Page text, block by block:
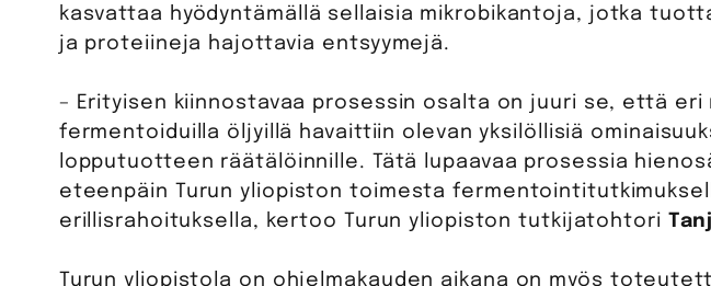
kasvattaa hyödyntämällä sellaisia mikrobikantoja, jotka
ja proteiineja hajottavia entsyymejä.
– Erityisen kiinnostavaa prosessin osalta on juuri se, että eri
fermentoiduilla öljyillä havaittiin olevan yksilöllisiä
lopputuotteen räätälöinnille. Tätä lupaavaa prosessia
eteenpäin Turun yliopiston toimesta
erillisrahoituksella, kertoo Turun yliopiston tutkijatohtori
Turun yliopistola on ohjelmakauden aikana on myös